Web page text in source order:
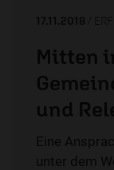
17.11.2018 /
Mitten
und
Eine
unter dem